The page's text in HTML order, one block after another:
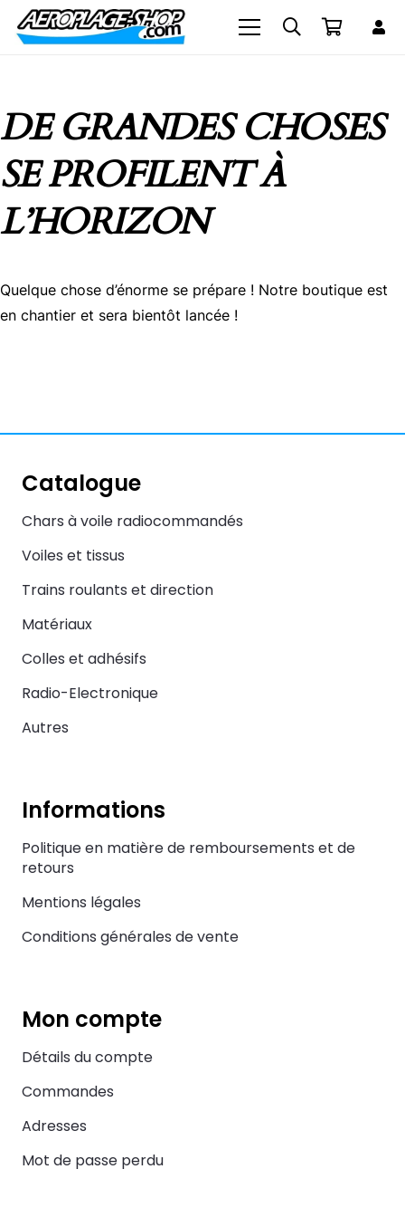
DE GRANDES CHOSES
SE PROFILENT À
L’HORIZON
Quelque chose d’énorme se prépare ! Notre boutique est
en chantier et sera bientôt lancée !
Catalogue
Chars à voile radiocommandés
Voiles et tissus
Trains roulants et direction
Matériaux
Colles et adhésifs
Radio-Electronique
Autres
Informations
Politique en matière de remboursements et de
retours
Mentions légales
Conditions générales de vente
Mon compte
Détails du compte
Commandes
Adresses
Mot de passe perdu